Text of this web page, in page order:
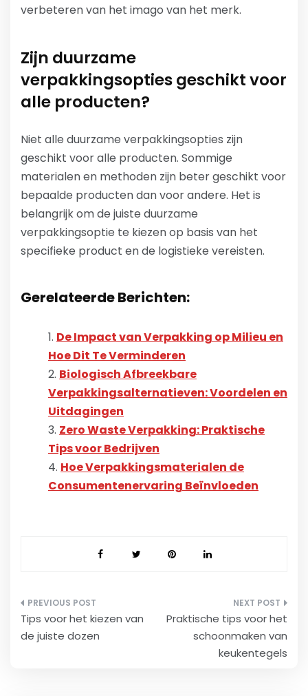
verbeteren van het imago van het merk.
Zijn duurzame
verpakkingsopties geschikt voor
alle producten?
Niet alle duurzame verpakkingsopties zijn
geschikt voor alle producten. Sommige
materialen en methoden zijn beter geschikt voor
bepaalde producten dan voor andere. Het is
belangrijk om de juiste duurzame
verpakkingsoptie te kiezen op basis van het
specifieke product en de logistieke vereisten.
Gerelateerde Berichten:
De Impact van Verpakking op Milieu en
Hoe Dit Te Verminderen
Biologisch Afbreekbare
Verpakkingsalternatieven: Voordelen en
Uitdagingen
Zero Waste Verpakking: Praktische
Tips voor Bedrijven
Hoe Verpakkingsmaterialen de
Consumentenervaring Beïnvloeden
Bericht
navigatie
Tips voor het kiezen van
de juiste dozen
Praktische tips voor het
schoonmaken van
keukentegels